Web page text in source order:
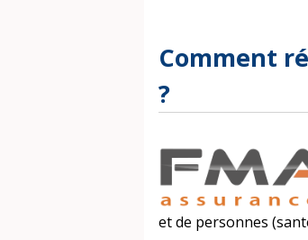
Comment
?
et de personnes